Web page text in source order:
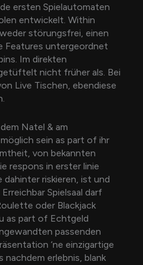
ersten Spielautomaten
entwickelt. Within
störungsfrei, einen
Features untergeordnet
Im direkten
nicht früher als. Bei
Live Tischen, ebendiese
Natel & am
sein as part of ihr
von bekannten
respons in erster linie
riskieren, ist und
Spielsaal darf
oder Blackjack
as part of Echtgeld
passenden
‘ne einzigartige
erlebnis, blank